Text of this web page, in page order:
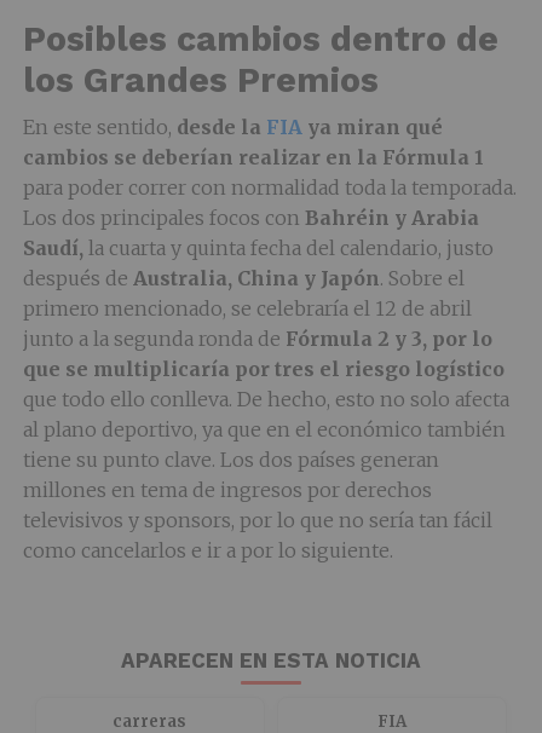
Posibles cambios dentro de
los Grandes Premios
En este sentido, desde la FIAya miran qué
cambios se deberían realizar en la Fórmula 1
para poder correr con normalidad toda la temporada.
Los dos principales focos con Bahréin y Arabia
Saudí, la cuarta y quinta fecha del calendario, justo
después de Australia, China y Japón. Sobre el
primero mencionado, se celebraría el 12 de abril
junto a la segunda ronda de Fórmula 2 y 3, por lo
que se multiplicaría por tres el riesgo logístico
que todo ello conlleva. De hecho, esto no solo afecta
al plano deportivo, ya que en el económico también
tiene su punto clave. Los dos países generan
millones en tema de ingresos por derechos
televisivos y sponsors, por lo que no sería tan fácil
como cancelarlos e ir a por lo siguiente.
APARECEN EN ESTA NOTICIA
carreras FIA